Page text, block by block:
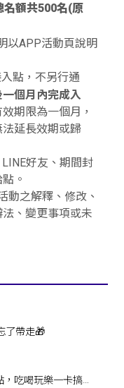
名額共500名(原
以APP活動頁說明
點，不另行通
個月內完成入
期限為一個月，
延長效期或歸
好友、期間封
。
動之解釋、修改、
、變更事項或未
了帶走🎁
吃喝玩樂一卡搞